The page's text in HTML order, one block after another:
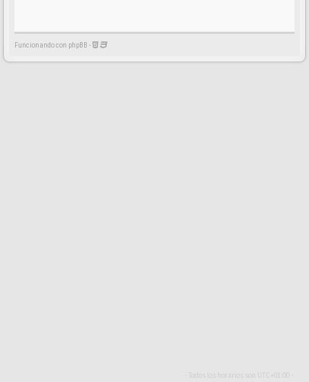
Funcionando con phpBB -
- Todos los horarios son UTC+01:00